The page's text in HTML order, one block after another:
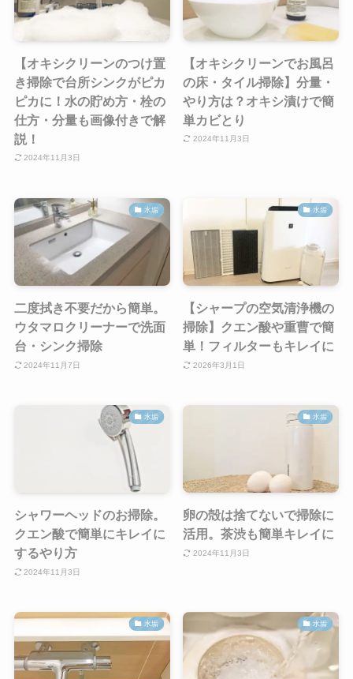
【オキシクリーンのつけ置
き掃除で台所シンクがピカ
ピカに！水の貯め方・栓の
仕方・分量も画像付きで解
説！
2024年11月3日
【オキシクリーンでお風呂
の床・タイル掃除】分量・
やり方は？オキシ漬けで簡
単カビとり
2024年11月3日
水垢
二度拭き不要だから簡単。
ウタマロクリーナーで洗面
台・シンク掃除
2024年11月7日
水垢
【シャープの空気清浄機の
掃除】クエン酸や重曹で簡
単！フィルターもキレイに
2026年3月1日
水垢
シャワーヘッドのお掃除。
クエン酸で簡単にキレイに
するやり方
2024年11月3日
水垢
卵の殻は捨てないで掃除に
活用。茶渋も簡単キレイに
2024年11月3日
水垢 水垢